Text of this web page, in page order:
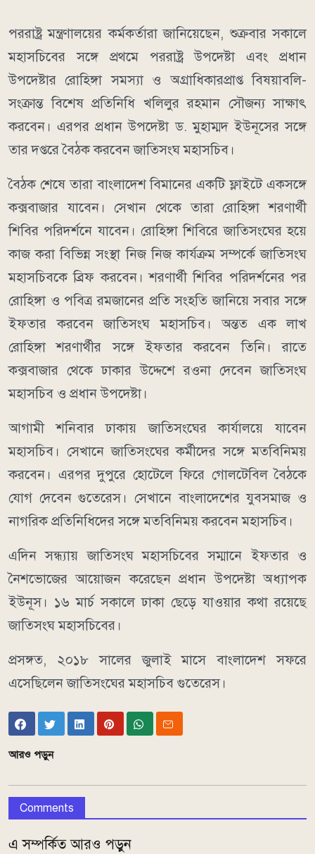
পররাষ্ট্র মন্ত্রণালয়ের কর্মকর্তারা জানিয়েছেন, শুক্রবার সকালে
মহাসচিবের সঙ্গে প্রথমে পররাষ্ট্র উপদেষ্টা এবং প্রধান
উপদেষ্টার রোহিঙ্গা সমস্যা ও অগ্রাধিকারপ্রাপ্ত বিষয়াবলি-
সংক্রান্ত বিশেষ প্রতিনিধি খলিলুর রহমান সৌজন্য সাক্ষাৎ
করবেন। এরপর প্রধান উপদেষ্টা ড. মুহাম্মদ ইউনূসের সঙ্গে
তার দপ্তরে বৈঠক করবেন জাতিসংঘ মহাসচিব।
বৈঠক শেষে তারা বাংলাদেশ বিমানের একটি ফ্লাইটে একসঙ্গে
কক্সবাজার যাবেন। সেখান থেকে তারা রোহিঙ্গা শরণার্থী
শিবির পরিদর্শনে যাবেন। রোহিঙ্গা শিবিরে জাতিসংঘের হয়ে
কাজ করা বিভিন্ন সংস্থা নিজ নিজ কার্যক্রম সম্পর্কে জাতিসংঘ
মহাসচিবকে ব্রিফ করবেন। শরণার্থী শিবির পরিদর্শনের পর
রোহিঙ্গা ও পবিত্র রমজানের প্রতি সংহতি জানিয়ে সবার সঙ্গে
ইফতার করবেন জাতিসংঘ মহাসচিব। অন্তত এক লাখ
রো‌হিঙ্গা শরণার্থীর স‌ঙ্গে ইফতার কর‌বেন তিনি। রাতে
কক্সবাজার থেকে ঢাকার উদ্দেশে রওনা দেবেন জাতিসংঘ
মহাসচিব ও প্রধান উপদেষ্টা।
আগামী শনিবার ঢাকায় জাতিসংঘের কার্যালয়ে যাবেন
মহাস‌চিব। সেখানে জাতিসংঘের কর্মীদের সঙ্গে মতবিনিময়
করবেন। এরপর দুপুরে হোটেলে ফিরে গোলটেবিল বৈঠকে
যোগ দেবেন গুতেরেস। সেখানে বাংলাদেশের যুবসমাজ ও
নাগরিক প্রতিনিধিদের সঙ্গে মতবিনিময় করবেন মহাস‌চিব।
এদিন সন্ধ্যায় জাতিসংঘ মহাসচিবের সম্মানে ইফতার ও
নৈশভোজের আয়োজন করেছেন প্রধান উপদেষ্টা অধ্যাপক
ইউনূস। ১৬ মার্চ সকালে ঢাকা ছেড়ে যাওয়ার কথা রয়েছে
জাতিসংঘ মহাসচিবের।
প্রসঙ্গত, ২০১৮ সালের জুলাই মাসে বাংলাদেশ সফরে
এসেছিলেন জাতিসংঘের মহাসচিব গুতেরেস।
আরও পড়ুন
Comments
এ সম্পর্কিত আরও পড়ুন